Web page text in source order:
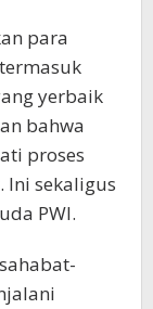
para
yerbaik
bahwa
proses
Ini sekaligus
PWI.